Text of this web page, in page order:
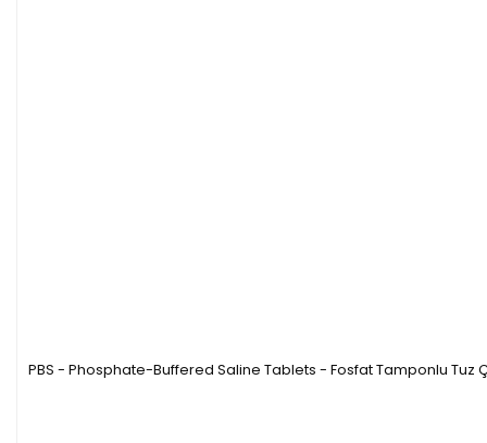
PBS - Phosphate-Buffered Saline Tablets - Fosfat Tamponlu Tuz